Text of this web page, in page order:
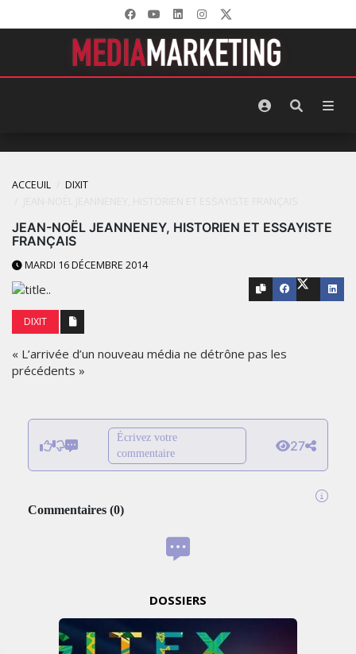
ACCEUIL
DIXIT
JEAN-NOËL JEANNENEY, HISTORIEN ET ESSAYISTE
FRANÇAIS
MARDI 16 DÉCEMBRE 2014
DIXIT
« L’arrivée d’un nouveau média ne détrône pas les
précédents »
Écrivez votre
commentaire
27
Commentaires (0)
DOSSIERS